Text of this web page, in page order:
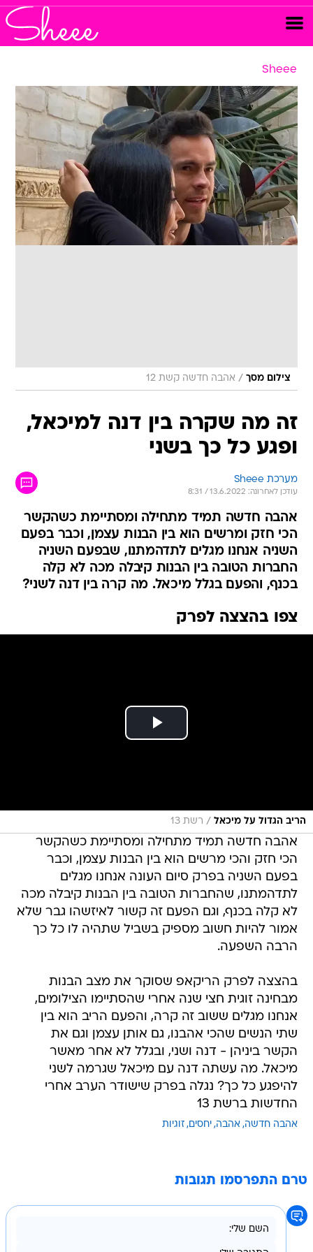
Sheee
צילום מסך / אהבה חדשה קשת 12
זה מה שקרה בין דנה למיכאל,
ופגע כל כך בשני
מערכת Sheee
עודכן לאחרונה: 13.6.2022 / 8:31
אהבה חדשה תמיד מתחילה ומסתיימת כשהקשר
הכי חזק ומרשים הוא בין הבנות עצמן, וכבר בפעם
השניה אנחנו מגלים לתדהמתנו, שבפעם השניה
החברות הטובה בין הבנות קיבלה מכה לא קלה
בכנף, והפעם בגלל מיכאל. מה קרה בין דנה לשני?
צפו בהצצה לפרק
הריב הגדול על מיכאל / רשת 13
אהבה חדשה תמיד מתחילה ומסתיימת כשהקשר
הכי חזק והכי מרשים הוא בין הבנות עצמן, וכבר
בפעם השניה בפרק סיום העונה אנחנו מגלים
לתדהמתנו, שהחברות הטובה בין הבנות קיבלה מכה
לא קלה בכנף, וגם הפעם זה קשור לאיזשהו גבר שלא
אמור להיות חשוב מספיק בשביל שתהיה לו כל כך
הרבה השפעה.
בהצצה לפרק הריקאפ שסוקר את מצב הבנות
מבחינה זוגית חצי שנה אחרי שהסתיימו הצילומים,
אנחנו מגלים ששוב זה קרה, והפעם הריב הוא בין
שתי הנשים שהכי אהבנו, גם אותן עצמן וגם את
הקשר ביניהן - דנה ושני, ובגלל לא אחר מאשר
מיכאל. מה עשתה דנה עם מיכאל שגרמה לשני
להיפגע כל כך? נגלה בפרק שישודר הערב אחרי
החדשות ברשת 13
אהבה חדשה אהבה יחסים זוגיות
טרם התפרסמו תגובות